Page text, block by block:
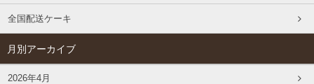
全国配送ケーキ
月別アーカイブ
2026年4月